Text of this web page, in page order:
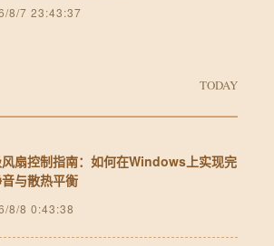
8/7 23:43:37
TODAY
扇控制指南：如何在Windows上实现完
与散热平衡
8/8 0:43:38